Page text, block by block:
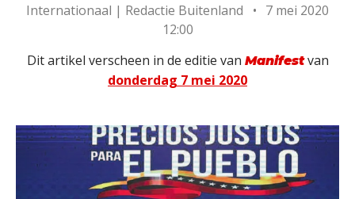
Internationaal | Redactie Buitenland • 7 mei 2020
12:00
Dit artikel verscheen in de editie van Manifestvan
donderdag 7 mei 2020